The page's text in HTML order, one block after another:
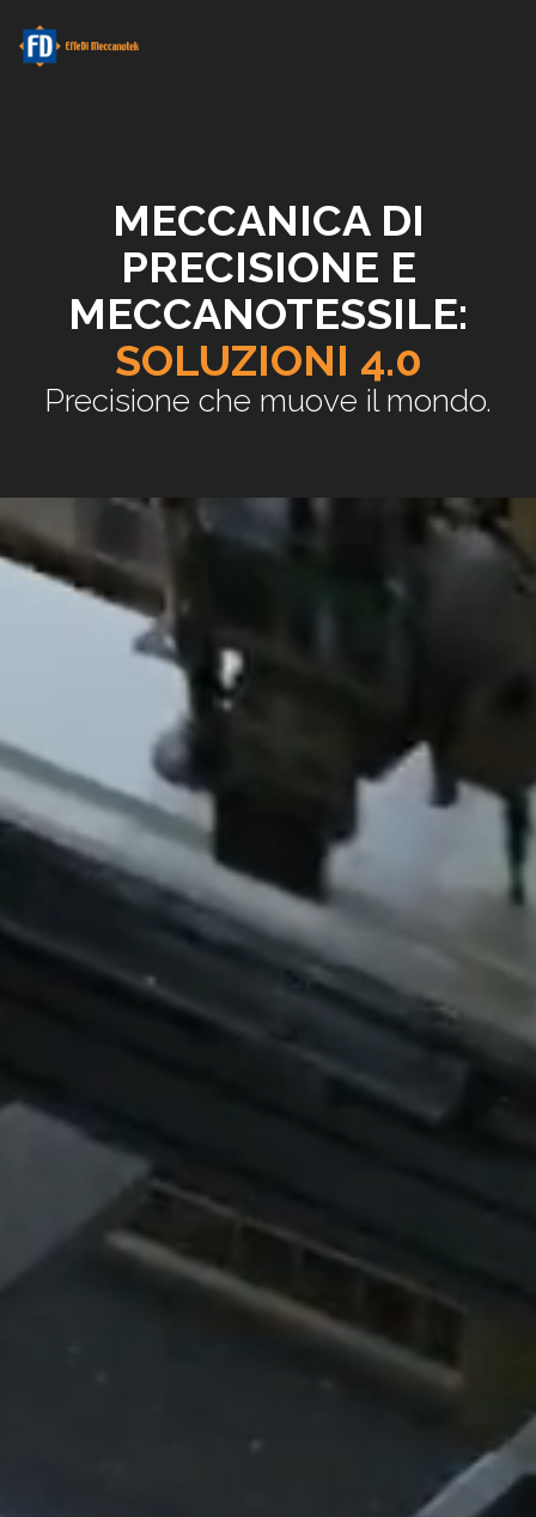
MECCANICA DI
PRECISIONE E
MECCANOTESSILE:
SOLUZIONI 4.0
Precisione che muove il mondo.